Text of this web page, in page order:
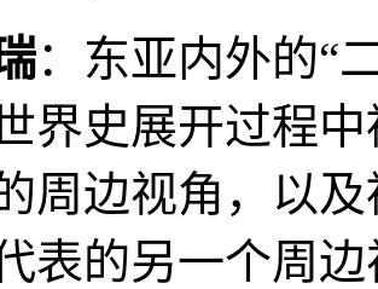
：东亚内外的“
界史展开过程
周边视角，以
表的另一个周